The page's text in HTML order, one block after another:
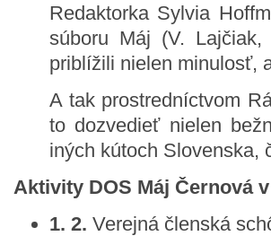
Redaktorka Sylvia
súboru Máj (V.
priblížili nielen minulosť,
A tak prostredníctvom
to dozvedieť nielen
iných kútoch Slovenska,
Aktivity DOS Máj Černová
1. 2. Verejná členská